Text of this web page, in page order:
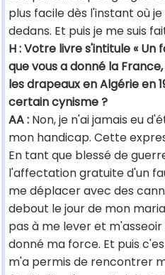
plus facile dès l'instant où
dedans. Et puis je me suis
H : Votre livre s'intitule « Un
que vous a donné la
les drapeaux en Algérie en
certain cynisme ?
AA : Non, je n'ai jamais eu
mon handicap. Cette
En tant que blessé de
l'affectation gratuite d'un
me déplacer avec des
debout le jour de mon
pas à me lever et
donné ma force. Et puis
m'a permis de rencontrer